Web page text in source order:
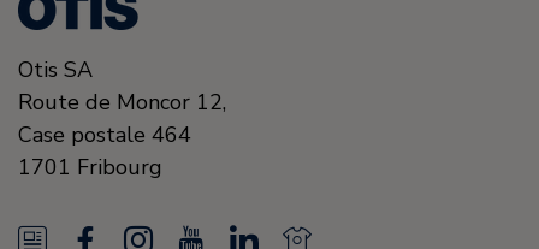
Otis SA
Route de Moncor 12,
Case postale 464
1701 Fribourg